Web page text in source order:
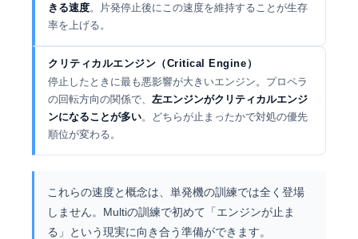
きる速度。片発停止後にこの速度を維持することが生存
率を上げる。
クリティカルエンジン（Critical Engine）
停止したときに最も悪影響が大きいエンジン。プロペラ
の回転方向の関係で、 左エンジンがクリティカルエンジ
ンになることが多い。どちらが止まったかで対処の優先
順位が変わる。
これらの速度と概念は、単発機の訓練では全く登場
しません。Multiの訓練で初めて「エンジンが止ま
る」という現実に向き合う準備ができます。